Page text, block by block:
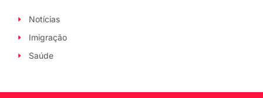
Notícias
Imigração
Saúde